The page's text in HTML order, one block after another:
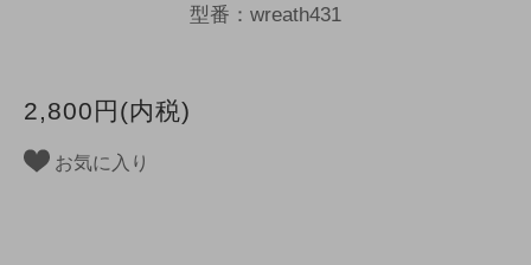
型番：wreath431
2,800円(内税)
お気に入り